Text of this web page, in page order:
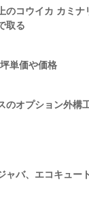
のコウイカ カミナ
取る
単価や価格
のオプション外構
ャバ、エコキュー